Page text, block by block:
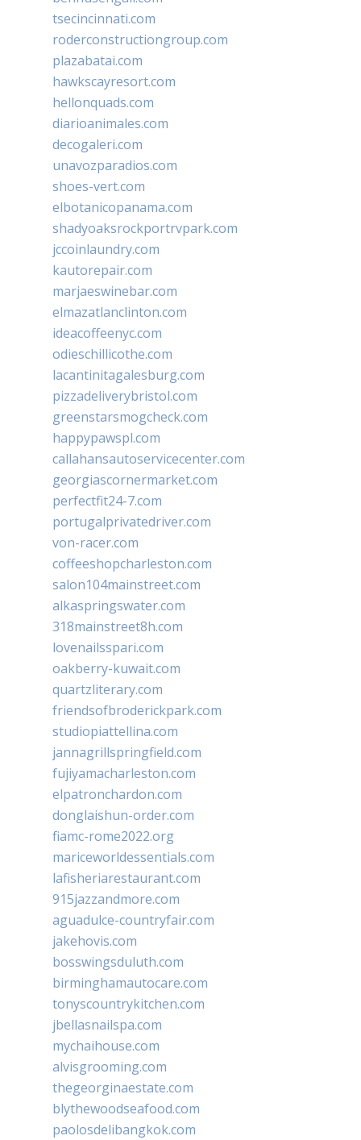
tsecincinnati.com
roderconstructiongroup.com
plazabatai.com
hawkscayresort.com
hellonquads.com
diarioanimales.com
decogaleri.com
unavozparadios.com
shoes-vert.com
elbotanicopanama.com
shadyoaksrockportrvpark.com
jccoinlaundry.com
kautorepair.com
marjaeswinebar.com
elmazatlanclinton.com
ideacoffeenyc.com
odieschillicothe.com
lacantinitagalesburg.com
pizzadeliverybristol.com
greenstarsmogcheck.com
happypawspl.com
callahansautoservicecenter.com
georgiascornermarket.com
perfectfit24-7.com
portugalprivatedriver.com
von-racer.com
coffeeshopcharleston.com
salon104mainstreet.com
alkaspringswater.com
318mainstreet8h.com
lovenailsspari.com
oakberry-kuwait.com
quartzliterary.com
friendsofbroderickpark.com
studiopiattellina.com
jannagrillspringfield.com
fujiyamacharleston.com
elpatronchardon.com
donglaishun-order.com
fiamc-rome2022.org
mariceworldessentials.com
lafisheriarestaurant.com
915jazzandmore.com
aguadulce-countryfair.com
jakehovis.com
bosswingsduluth.com
birminghamautocare.com
tonyscountrykitchen.com
jbellasnailspa.com
mychaihouse.com
alvisgrooming.com
thegeorginaestate.com
blythewoodseafood.com
paolosdelibangkok.com